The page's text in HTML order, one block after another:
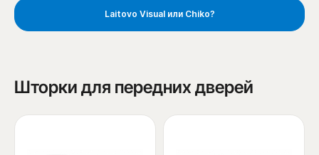
Laitovo Visual или Chiko?
Шторки для передних дверей